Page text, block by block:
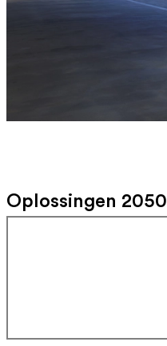
Oplossingen 2050